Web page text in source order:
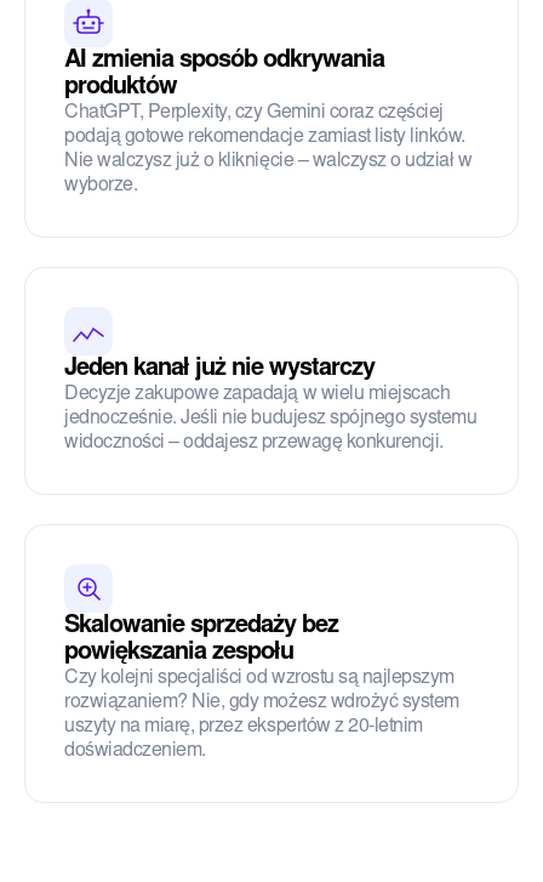
AI zmienia sposób odkrywania
produktów
ChatGPT, Perplexity, czy Gemini coraz częściej
podają gotowe rekomendacje zamiast listy linków.
Nie walczysz już o kliknięcie – walczysz o udział w
wyborze.
Jeden kanał już nie wystarczy
Decyzje zakupowe zapadają w wielu miejscach
jednocześnie. Jeśli nie budujesz spójnego systemu
widoczności – oddajesz przewagę konkurencji.
Skalowanie sprzedaży bez
powiększania zespołu
Czy kolejni specjaliści od wzrostu są najlepszym
rozwiązaniem? Nie, gdy możesz wdrożyć system
uszyty na miarę, przez ekspertów z 20-letnim
doświadczeniem.